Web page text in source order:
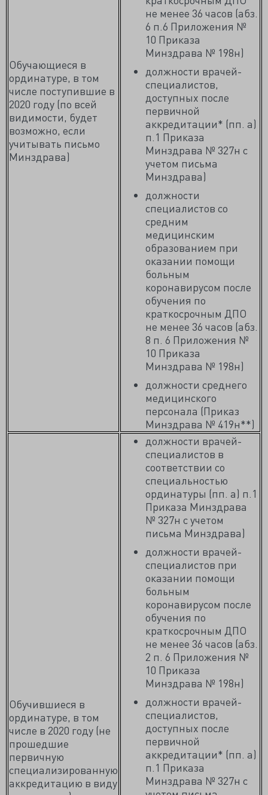
Обучающиеся в
ординатуре, в том
числе поступившие в
2020 году (по всей
видимости, будет
возможно, если
учитывать письмо
Минздрава)
не менее 36 часов (абз.
6 п.6 Приложения №
10 Приказа
Минздрава № 198н)
должности врачей-
специалистов,
доступных после
первичной
аккредитации* (пп. а)
п.1 Приказа
Минздрава № 327н с
учетом письма
Минздрава)
должности
специалистов со
средним
медицинским
образованием при
оказании помощи
больным
коронавирусом после
обучения по
краткосрочным ДПО
не менее 36 часов (абз.
8 п. 6 Приложения №
10 Приказа
Минздрава № 198н)
должности среднего
медицинского
персонала (Приказ
Минздрава № 419н**)
Обучившиеся в
ординатуре, в том
числе в 2020 году (не
прошедшие
первичную
специализированную
аккредитацию в виду
должности врачей-
специалистов в
соответствии со
специальностью
ординатуры (пп. а) п.1
Приказа Минздрава
№ 327н с учетом
письма Минздрава)
должности врачей-
специалистов при
оказании помощи
больным
коронавирусом после
обучения по
краткосрочным ДПО
не менее 36 часов (абз.
2 п. 6 Приложения №
10 Приказа
Минздрава № 198н)
должности врачей-
специалистов,
доступных после
первичной
аккредитации* (пп. а)
п.1 Приказа
Минздрава № 327н с